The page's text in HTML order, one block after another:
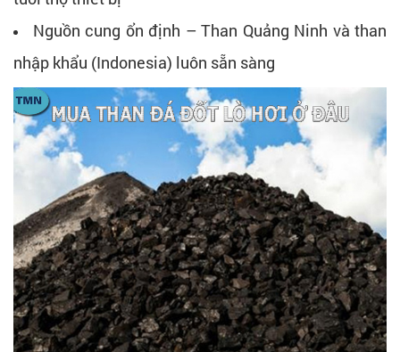
Nguồn cung ổn định – Than Quảng Ninh và than
nhập khẩu (Indonesia) luôn sẵn sàng